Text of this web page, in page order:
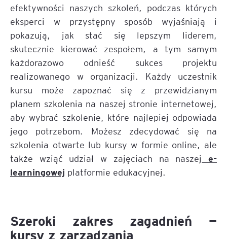
efektywności naszych szkoleń, podczas których
eksperci w przystępny sposób wyjaśniają i
pokazują, jak stać się lepszym liderem,
skutecznie kierować zespołem, a tym samym
każdorazowo odnieść sukces projektu
realizowanego w organizacji. Każdy uczestnik
kursu może zapoznać się z przewidzianym
planem szkolenia na naszej stronie internetowej,
aby wybrać szkolenie, które najlepiej odpowiada
jego potrzebom. Możesz zdecydować się na
szkolenia otwarte lub kursy w formie online, ale
także wziąć udział w zajęciach na naszej
e-
learningowej platformie edukacyjnej.
Szeroki zakres zagadnień —
kursy z zarządzania